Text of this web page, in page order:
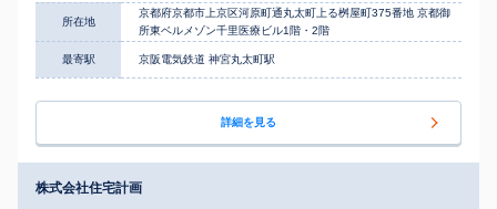
所在地
京都府京都市上京区河原町通丸太町上る桝屋町375番地 京都御
所東ベルメゾン千里医療ビル1階・2階
最寄駅 京阪電気鉄道 神宮丸太町駅
詳細を見る
株式会社住宅計画